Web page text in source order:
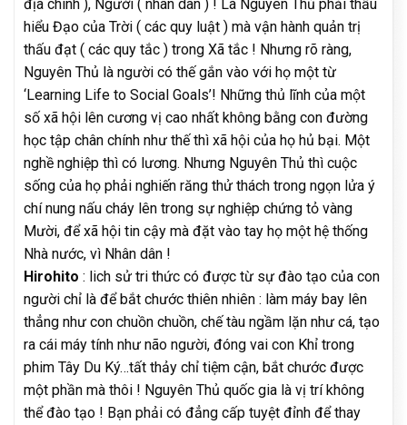
địa chính ), Người ( nhân dân ) ! Là Nguyên Thủ phải thấu
hiểu Đạo của Trời ( các quy luật ) mà vận hành quản trị
thấu đạt ( các quy tắc ) trong Xã tắc ! Nhưng rõ ràng,
Nguyên Thủ là người có thế gắn vào với họ một từ
‘Learning Life to Social Goals’! Những thủ lĩnh của một
số xã hội lên cương vị cao nhất không bằng con đường
học tập chân chính như thế thì xã hội của họ hủ bại. Một
nghề nghiệp thì có lương. Nhưng Nguyên Thủ thì cuộc
sống của họ phải nghiến răng thử thách trong ngọn lửa ý
chí nung nấu cháy lên trong sự nghiệp chứng tỏ vàng
Mười, để xã hội tin cậy mà đặt vào tay họ một hệ thống
Nhà nước, vì Nhân dân !
Hirohito : lich sử tri thức có được từ sự đào tạo của con
người chỉ là để bắt chước thiên nhiên : làm máy bay lên
thẳng như con chuồn chuồn, chế tàu ngầm lặn như cá, tạo
ra cái máy tính như não người, đóng vai con Khỉ trong
phim Tây Du Ký…tất thảy chỉ tiệm cận, bắt chước được
một phần mà thôi ! Nguyên Thủ quốc gia là vị trí không
thể đào tạo ! Bạn phải có đẳng cấp tuyệt đỉnh để thay